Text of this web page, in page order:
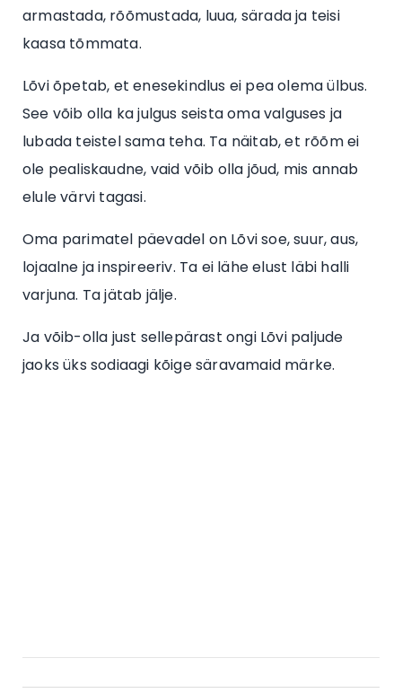
armastada, rõõmustada, luua, särada ja teisi
kaasa tõmmata.
Lõvi õpetab, et enesekindlus ei pea olema ülbus.
See võib olla ka julgus seista oma valguses ja
lubada teistel sama teha. Ta näitab, et rõõm ei
ole pealiskaudne, vaid võib olla jõud, mis annab
elule värvi tagasi.
Oma parimatel päevadel on Lõvi soe, suur, aus,
lojaalne ja inspireeriv. Ta ei lähe elust läbi halli
varjuna. Ta jätab jälje.
Ja võib-olla just sellepärast ongi Lõvi paljude
jaoks üks sodiaagi kõige säravamaid märke.